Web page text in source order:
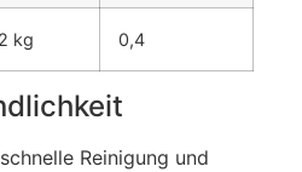
kg 0,4
Reinigung und